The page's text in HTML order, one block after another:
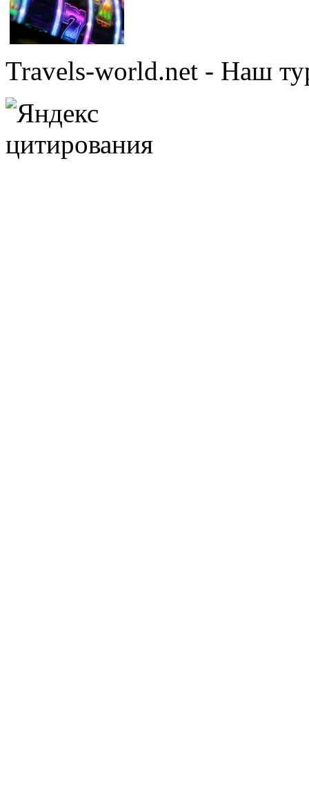
Travels-world.net - Наш